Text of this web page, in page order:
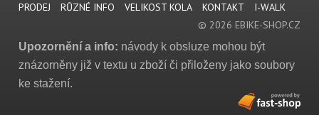
PRODEJ
RŮZNÉ INFO VELIKOST KOLA KONTAKT
I-WALK
© 2026 EBIKE-SHOP.CZ
Upozornění a info: návody k obsluze mohou být
znázorněny již v textu u zboží či přiloženy jako soubory
ke stažení.